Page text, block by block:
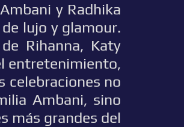
y Radhika
lujo y glamour.
Rihanna, Katy
entretenimiento,
celebraciones no
Ambani, sino
más grandes del